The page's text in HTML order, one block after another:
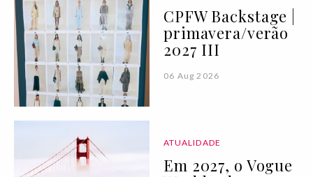
CPFW Backstage |
primavera/verão
2027 III
06 Aug 2026
ATUALIDADE
Em 2027, o Vogue